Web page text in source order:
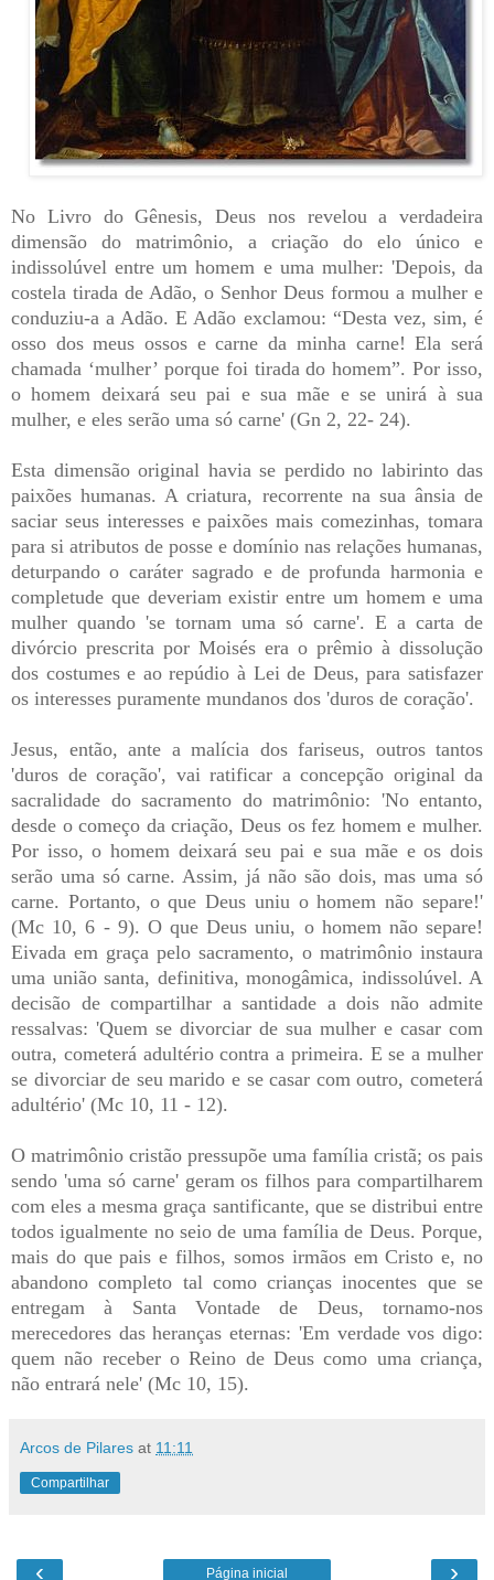
No Livro do Gênesis, Deus nos revelou a verdadeira
dimensão do matrimônio, a criação do elo único e
indissolúvel entre um homem e uma mulher: 'Depois, da
costela tirada de Adão, o Senhor Deus formou a mulher e
conduziu-a a Adão. E Adão exclamou: “Desta vez, sim, é
osso dos meus ossos e carne da minha carne! Ela será
chamada ‘mulher’ porque foi tirada do homem”. Por isso,
o homem deixará seu pai e sua mãe e se unirá à sua
mulher, e eles serão uma só carne' (Gn 2, 22- 24).
Esta dimensão original havia se perdido no labirinto das
paixões humanas. A criatura, recorrente na sua ânsia de
saciar seus interesses e paixões mais comezinhas, tomara
para si atributos de posse e domínio nas relações humanas,
deturpando o caráter sagrado e de profunda harmonia e
completude que deveriam existir entre um homem e uma
mulher quando 'se tornam uma só carne'. E a carta de
divórcio prescrita por Moisés era o prêmio à dissolução
dos costumes e ao repúdio à Lei de Deus, para satisfazer
os interesses puramente mundanos dos 'duros de coração'.
Jesus, então, ante a malícia dos fariseus, outros tantos
'duros de coração', vai ratificar a concepção original da
sacralidade do sacramento do matrimônio: 'No entanto,
desde o começo da criação, Deus os fez homem e mulher.
Por isso, o homem deixará seu pai e sua mãe e os dois
serão uma só carne. Assim, já não são dois, mas uma só
carne. Portanto, o que Deus uniu o homem não separe!'
(Mc 10, 6 - 9). O que Deus uniu, o homem não separe!
Eivada em graça pelo sacramento, o matrimônio instaura
uma união santa, definitiva, monogâmica, indissolúvel. A
decisão de compartilhar a santidade a dois não admite
ressalvas: 'Quem se divorciar de sua mulher e casar com
outra, cometerá adultério contra a primeira. E se a mulher
se divorciar de seu marido e se casar com outro, cometerá
adultério' (Mc 10, 11 - 12).
O matrimônio cristão pressupõe uma família cristã; os pais
sendo 'uma só carne' geram os filhos para compartilharem
com eles a mesma graça santificante, que se distribui entre
todos igualmente no seio de uma família de Deus. Porque,
mais do que pais e filhos, somos irmãos em Cristo e, no
abandono completo tal como crianças inocentes que se
entregam à Santa Vontade de Deus, tornamo-nos
merecedores das heranças eternas: 'Em verdade vos digo:
quem não receber o Reino de Deus como uma criança,
não entrará nele' (Mc 10, 15).
Arcos de Pilares at 11:11
Compartilhar
‹ ›
Página inicial